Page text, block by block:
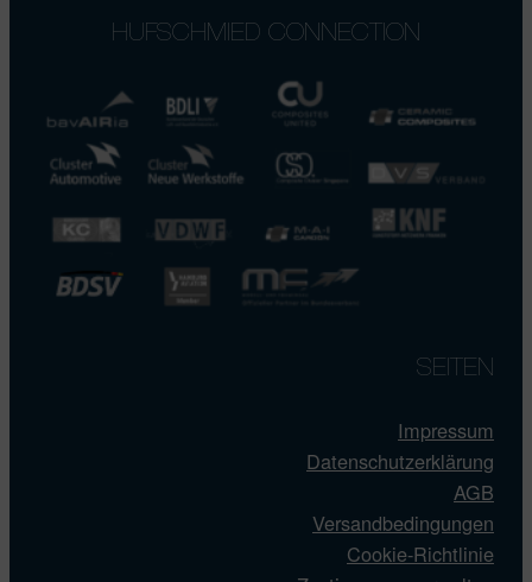
HUFSCHMIED CONNECTION
SEITEN
Impressum
Datenschutzerklärung
AGB
Versandbedingungen
Cookie-Richtlinie